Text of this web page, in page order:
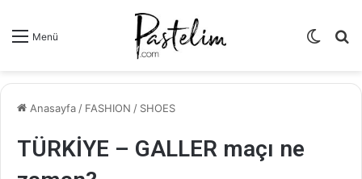
Menü
...
Dış
Anasayfa / FASHION / SHOES
TÜRKİYE – GALLER maçı ne